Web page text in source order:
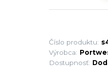
Číslo produktu:
Výrobca:
Dostupnosť: